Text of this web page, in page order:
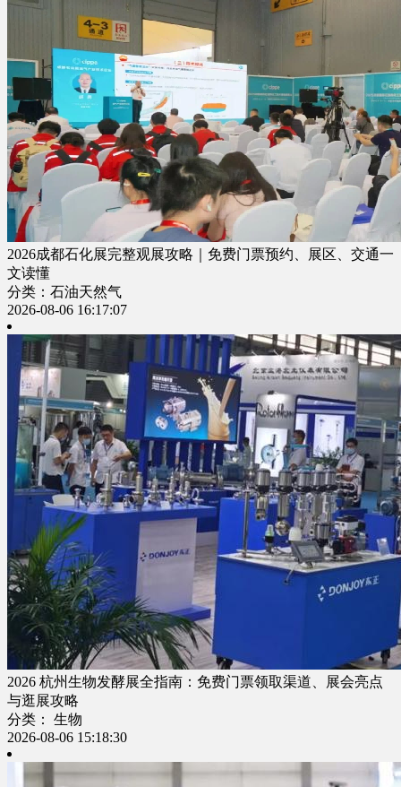
2026成都石化展完整观展攻略｜免费门票预约、展区、交通一
文读懂
分类：石油天然气
2026-08-06 16:17:07
2026 杭州生物发酵展全指南：免费门票领取渠道、展会亮点
与逛展攻略
分类： 生物
2026-08-06 15:18:30